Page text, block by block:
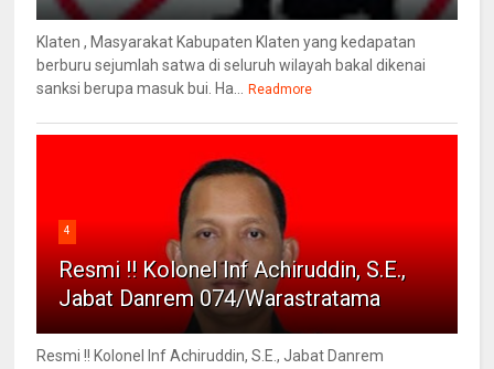
Klaten , Masyarakat Kabupaten Klaten yang kedapatan
berburu sejumlah satwa di seluruh wilayah bakal dikenai
sanksi berupa masuk bui. Ha... Readmore
4
Resmi !! Kolonel Inf Achiruddin, S.E.,
Jabat Danrem 074/Warastratama
Resmi !! Kolonel Inf Achiruddin, S.E., Jabat Danrem